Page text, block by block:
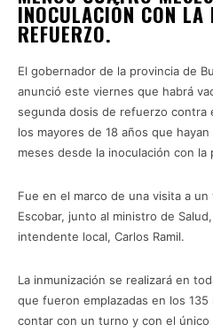
INOCULACIÓN CON
REFUERZO.
El gobernador de la provincia de
anunció este viernes que habrá
segunda dosis de refuerzo contra
los mayores de 18 años que
meses desde la inoculación con
Fue en el marco de una visita a
Escobar, junto al ministro de
intendente local, Carlos Ramil.
La inmunización se realizará en
que fueron emplazadas en los
contar con un turno y con el